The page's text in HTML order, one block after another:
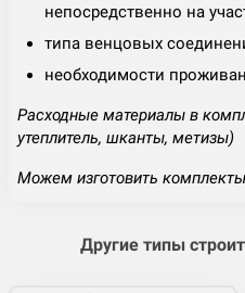
непосредственно на
типа венцовых
необходимости
Расходные материалы в
утеплитель, шканты, метизы)
Можем изготовить
Другие типы